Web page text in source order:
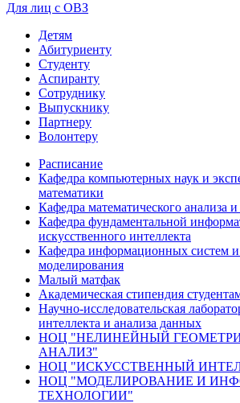
Для лиц с ОВЗ
Детям
Абитуриенту
Студенту
Аспиранту
Сотруднику
Выпускнику
Партнеру
Волонтеру
Расписание
Кафедра компьютерных наук и
математики
Кафедра математического анализа
Кафедра фундаментальной
искусственного интеллекта
Кафедра информационных систем
моделирования
Малый матфак
Академическая стипендия
Научно-исследовательская
интеллекта и анализа данных
НОЦ "НЕЛИНЕЙНЫЙ
АНАЛИЗ"
НОЦ "ИСКУССТВЕННЫЙ
НОЦ "МОДЕЛИРОВАНИЕ И
ТЕХНОЛОГИИ"